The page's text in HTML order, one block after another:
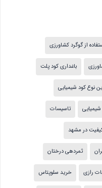
از گوگرد کشاورزی
باغداری کود پلت
نوع کود شیمیایی
تاسیسات
در مشهد
ثمردهی درختان
رازی خرید سلوپتاس